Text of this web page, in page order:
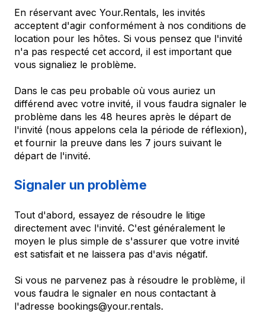
En réservant avec Your.Rentals, les invités
acceptent d'agir conformément à nos conditions de
location pour les hôtes. Si vous pensez que l'invité
n'a pas respecté cet accord, il est important que
vous signaliez le problème.
Dans le cas peu probable où vous auriez un
différend avec votre invité, il vous faudra signaler le
problème dans les 48 heures après le départ de
l'invité (nous appelons cela la période de réflexion),
et fournir la preuve dans les 7 jours suivant le
départ de l'invité.
Signaler un problème
Tout d'abord, essayez de résoudre le litige
directement avec l'invité. C'est généralement le
moyen le plus simple de s'assurer que votre invité
est satisfait et ne laissera pas d'avis négatif.
Si vous ne parvenez pas à résoudre le problème, il
vous faudra le signaler en nous contactant à
l'adresse bookings@your.rentals.